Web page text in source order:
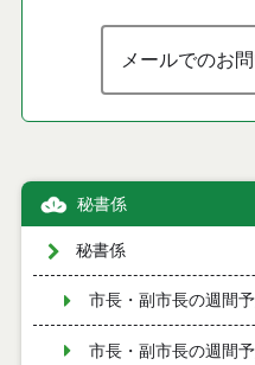
メールでのお
秘書係
秘書係
市長・副市長の週間
市長・副市長の週間